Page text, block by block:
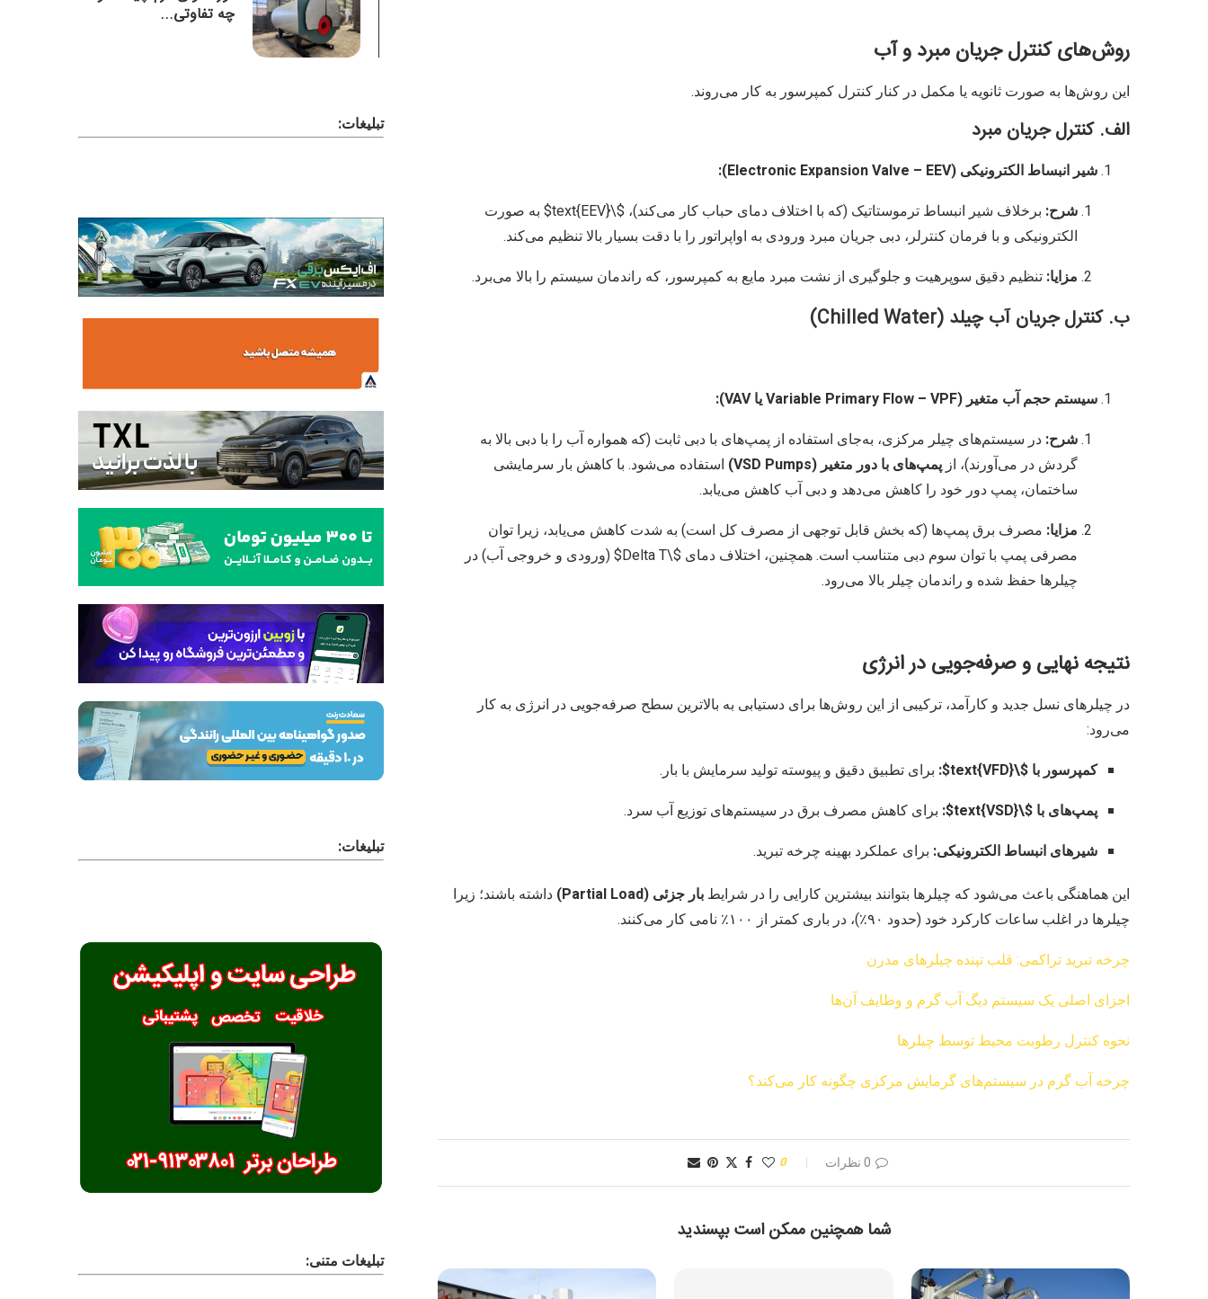
روش‌های کنترل جریان مبرد و آب
این روش‌ها به صورت ثانویه یا مکمل در کنار کنترل کمپرسور به کار می‌روند.
الف. کنترل جریان مبرد
شیر انبساط الکترونیکی (Electronic Expansion Valve – EEV):
شرح: برخلاف شیر انبساط ترموستاتیک (که با اختلاف دمای حباب کار می‌کند)، $\text{EEV}$
به صورت
الکترونیکی و با فرمان کنترلر، دبی جریان مبرد ورودی به اواپراتور را با دقت بسیار بالا تنظیم می‌کند.
مزایا: تنظیم دقیق سوپرهیت و جلوگیری از نشت مبرد مایع به کمپرسور، که راندمان سیستم را بالا می‌برد.
ب. کنترل جریان آب چیلد (Chilled Water)
سیستم حجم آب متغیر (Variable Primary Flow – VPF یا VAV):
شرح: در سیستم‌های چیلر مرکزی، به‌جای استفاده از پمپ‌های با دبی ثابت (که همواره آب را با دبی بالا به
گردش در می‌آورند)، ازپمپ‌های با دور متغیر (VSD Pumps)
استفاده می‌شود. با کاهش بار سرمایشی
ساختمان، پمپ دور خود را کاهش می‌دهد و دبی آب کاهش می‌یابد.
مزایا: مصرف برق پمپ‌ها (که بخش قابل توجهی از مصرف کل است) به شدت کاهش می‌یابد، زیرا توان
مصرفی پمپ با توان سوم دبی متناسب است. همچنین، اختلاف دمای $\Delta T$
(ورودی و خروجی آب) در
چیلرها حفظ شده و راندمان چیلر بالا می‌رود.
نتیجه نهایی و صرفه‌جویی در انرژی
در چیلرهای نسل جدید و کارآمد، ترکیبی از این روش‌ها برای دستیابی به بالاترین سطح صرفه‌جویی در انرژی به کار
می‌رود:
کمپرسور با $\text{VFD}$
: برای تطبیق دقیق و پیوسته تولید سرمایش با بار.
پمپ‌های با $\text{VSD}$
: برای کاهش مصرف برق در سیستم‌های توزیع آب سرد.
شیرهای انبساط الکترونیکی: برای عملکرد بهینه چرخه تبرید.
این هماهنگی باعث می‌شود که چیلرها بتوانند بیشترین کارایی را در شرایط بار جزئی (Partial Load)
داشته باشند؛ زیرا
چیلرها در اغلب ساعات کارکرد خود (حدود ۹۰٪)، در باری کمتر از ۱۰۰٪ نامی کار می‌کنند.
چرخه تبرید تراکمی: قلب تپنده چیلرهای مدرن
اجزای اصلی یک سیستم دیگ آب گرم و وظایف آن‌ها
نحوه کنترل رطوبت محیط توسط چیلرها
چرخه آب گرم در سیستم‌های گرمایش مرکزی چگونه کار می‌کند؟
0 نظرات 0
شما همچنین ممکن است بپسندید
چه تفاوتی...
تبلیغات:
تبلیغات:
تبلیغات متنی: